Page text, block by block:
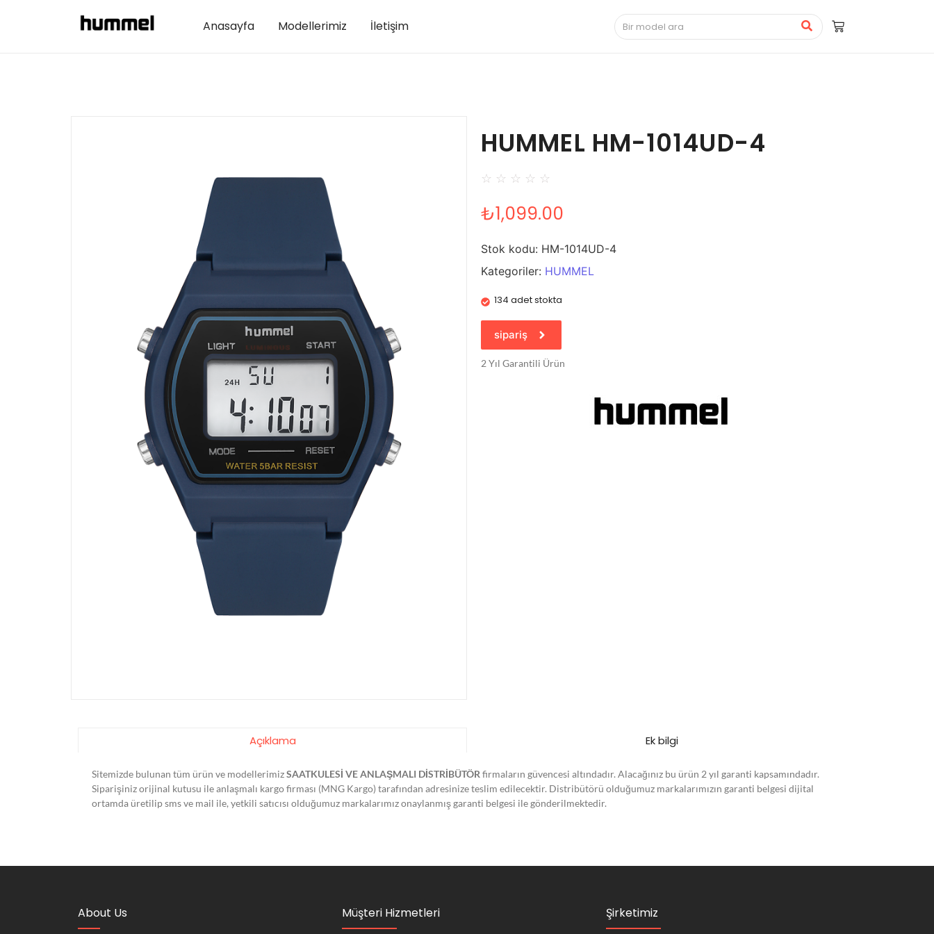
Anasayfa Modellerimiz İletişim
HUMMEL HM-1014UD-4
☆ ☆ ☆ ☆ ☆
₺1,099.00
Stok kodu: HM-1014UD-4
Kategoriler: HUMMEL
134 adet stokta
sipariş
2 Yıl Garantili Ürün
Açıklama Ek bilgi
Sitemizde bulunan tüm ürün ve modellerimizSAATKULESİ VE ANLAŞMALI DİSTRİBÜTÖR firmaların güvencesi altındadır. Alacağınız bu ürün 2 yıl garanti kapsamındadır.
Siparişiniz orijinal kutusu ile anlaşmalı kargo firması (MNG Kargo) tarafından adresinize teslim edilecektir. Distribütörü olduğumuz markalarımızın garanti belgesi dijital
ortamda üretilip sms ve mail ile, yetkili satıcısı olduğumuz markalarımız onaylanmış garanti belgesi ile gönderilmektedir.
About Us Müşteri Hizmetleri Şirketimiz